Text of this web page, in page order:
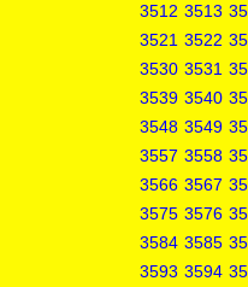
3512 3513
3521 3522
3530 3531
3539 3540
3548 3549
3557 3558
3566 3567
3575 3576
3584 3585
3593 3594